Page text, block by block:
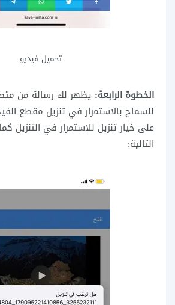
تحميل فيديو
الخطوة الرابعة: يظهر لك رسالة من
للسماح بالاستمرار في تنزيل مقطع
على خيار تنزيل للاستمرار في التنزيل
التالية: